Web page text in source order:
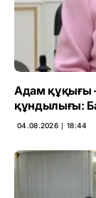
Адам құқығы
құндылығы:
04.08.2026 ∣ 18:44